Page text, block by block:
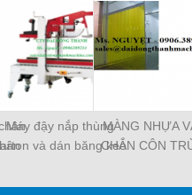
Máy đậy nắp thùng
và dán băng keo
MÀNG NHỰA
CHẮN CÔN
KHO LẠNH,